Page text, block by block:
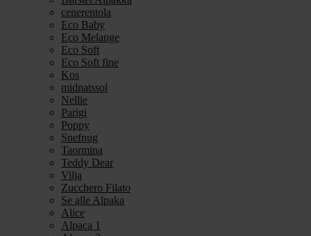
cenerentola
Eco Baby
Eco Melange
Eco Soft
Eco Soft fine
Kos
midnatssol
Nellie
Parigi
Poppy
Snefnug
Taormina
Teddy Dear
Vilja
Zucchero Filato
Se alle Alpaka
Alice
Alpaca 1